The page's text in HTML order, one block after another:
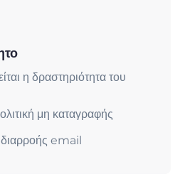
η δραστηριότητα του
μη καταγραφής
email